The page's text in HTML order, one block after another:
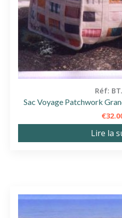
Réf:
Sac Voyage Patchwork
€
Lire la